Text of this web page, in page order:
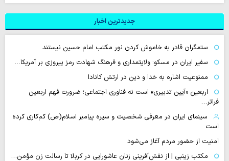
جدیدترین اخبار
ستمگران قادر به خاموش کردن نور مکتب امام حسین نیستند
سفیر ایران در مسکو: ولایتمداری و فرهنگ شهادت رمز پیروزی بر آمریکا…
ممنوعیت اشاره به خدا و دین در ارتش کانادا
اربعین «آیین تدبیری» است نه فناوری اجتماعی؛ ضرورت فهم اربعین
فراتر…
سینمای ایران در معرفی شخصیت و سیره پیامبر اسلام(ص) کم‌کاری کرده
است
امنیت از حضور مردم آغاز می‌شود
مکتب زینبی | از نقش‌آفرینی زنان عاشورایی در کربلا تا رسالت زن مؤمن…